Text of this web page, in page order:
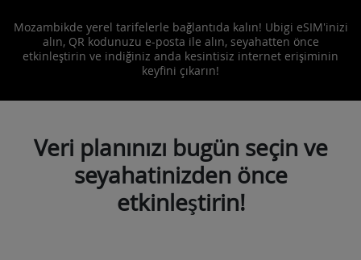
Mozambikde yerel tarifelerle bağlantıda kalın! Ubigi eSIM'inizi
alın, QR kodunuzu e-posta ile alın, seyahatten önce
etkinleştirin ve indiğiniz anda kesintisiz internet erişiminin
keyfini çıkarın!
Veri planınızı bugün seçin ve
seyahatinizden önce
etkinleştirin!